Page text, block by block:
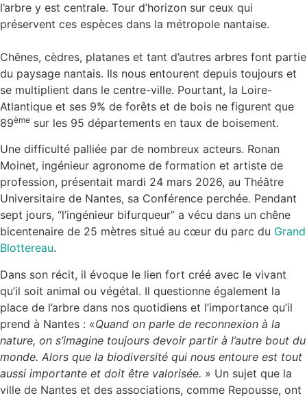
l’arbre y est centrale. Tour d’horizon sur ceux qui
préservent ces espèces dans la métropole nantaise.
Chênes, cèdres, platanes et tant d’autres arbres font partie
du paysage nantais. Ils nous entourent depuis toujours et
se multiplient dans le centre-ville. Pourtant, la Loire-
Atlantique et ses 9% de forêts et de bois ne figurent que
89ème sur les 95 départements en taux de boisement.
Une difficulté palliée par de nombreux acteurs. Ronan
Moinet, ingénieur agronome de formation et artiste de
profession, présentait mardi 24 mars 2026, au Théâtre
Universitaire de Nantes, sa Conférence perchée. Pendant
sept jours, “l’ingénieur bifurqueur” a vécu dans un chêne
bicentenaire de 25 mètres situé au cœur du parc du Grand
Blottereau.
Dans son récit, il évoque le lien fort créé avec le vivant
qu’il soit animal ou végétal. Il questionne également la
place de l’arbre dans nos quotidiens et l’importance qu’il
prend à Nantes : «Quand on parle de reconnexion à la
nature, on s’imagine toujours devoir partir à l’autre bout du
monde. Alors que la biodiversité qui nous entoure est tout
aussi importante et doit être valorisée. » Un sujet que la
ville de Nantes et des associations, comme Repousse, ont